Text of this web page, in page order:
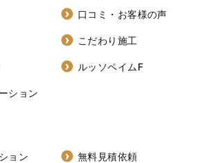
口コミ・お客様の声
こだわり施工
ルッソペイムF
ション
ョン 無料見積依頼